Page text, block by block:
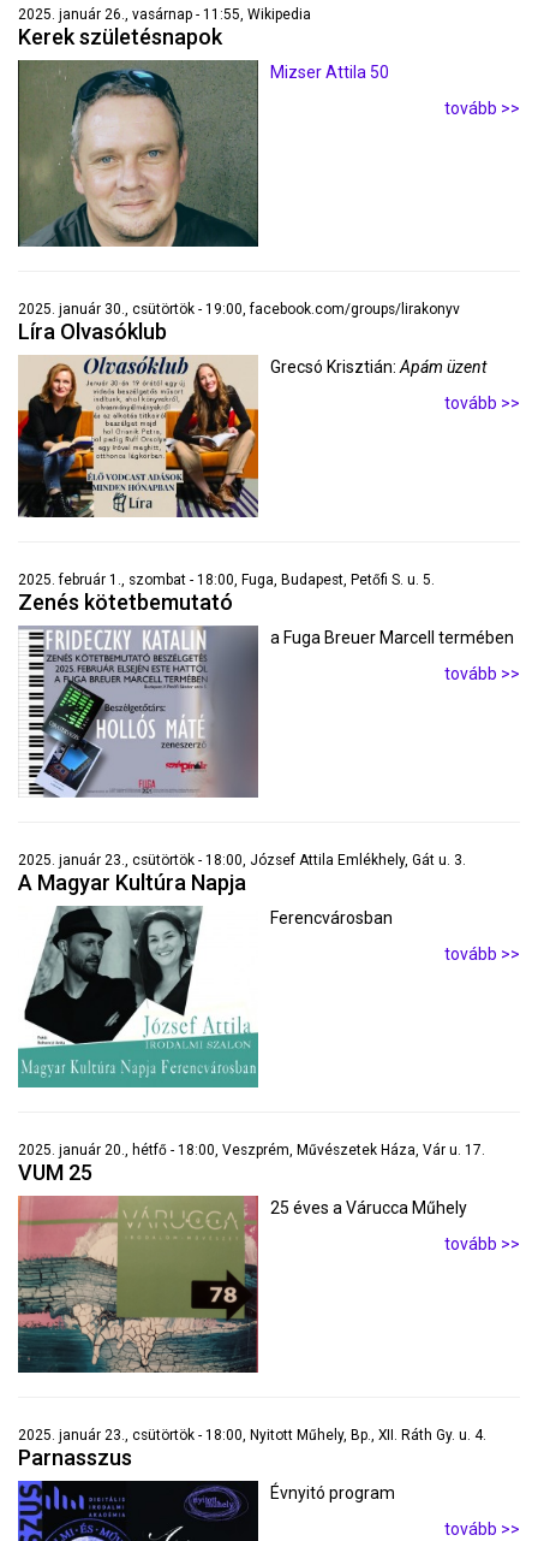
2025. január 26., vasárnap - 11:55, Wikipedia
Kerek születésnapok
Mizser Attila 50
tovább >>
2025. január 30., csütörtök - 19:00, facebook.com/groups/lirakonyv
Líra Olvasóklub
Grecsó Krisztián:Apám üzent
tovább >>
2025. február 1., szombat - 18:00, Fuga, Budapest, Petőfi S. u. 5.
Zenés kötetbemutató
a Fuga Breuer Marcell termében
tovább >>
2025. január 23., csütörtök - 18:00, József Attila Emlékhely, Gát u. 3.
A Magyar Kultúra Napja
Ferencvárosban
tovább >>
2025. január 20., hétfő - 18:00, Veszprém, Művészetek Háza, Vár u. 17.
VUM 25
25 éves a Várucca Műhely
tovább >>
2025. január 23., csütörtök - 18:00, Nyitott Műhely, Bp., XII. Ráth Gy. u. 4.
Parnasszus
Évnyitó program
tovább >>